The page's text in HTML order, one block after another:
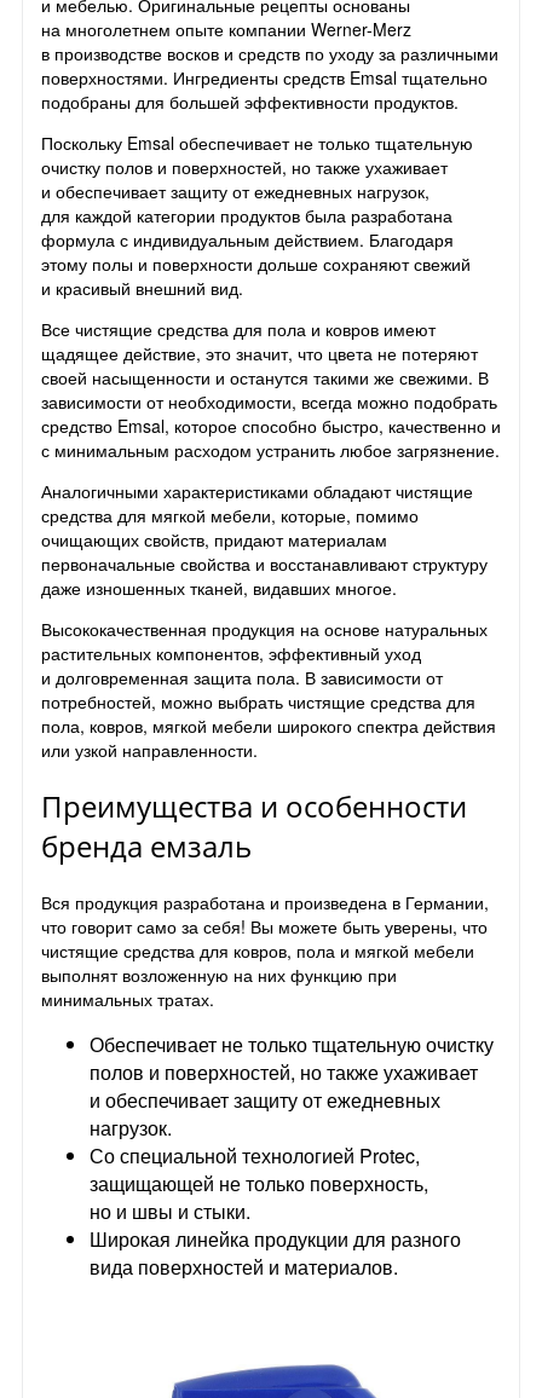
на многолетнем опыте компании Werner-Merz
в производстве восков и средств по уходу за различными
поверхностями. Ингредиенты средств Emsal тщательно
подобраны для большей эффективности продуктов.
Поскольку Emsal обеспечивает не только тщательную
очистку полов и поверхностей, но также ухаживает
и обеспечивает защиту от ежедневных нагрузок,
для каждой категории продуктов была разработана
формула с индивидуальным действием. Благодаря
этому полы и поверхности дольше сохраняют свежий
и красивый внешний вид.
Все чистящие средства для пола и ковров имеют
щадящее действие, это значит, что цвета не потеряют
своей насыщенности и останутся такими же свежими. В
зависимости от необходимости, всегда можно подобрать
средство Emsal, которое способно быстро, качественно и
с минимальным расходом устранить любое загрязнение.
Аналогичными характеристиками обладают чистящие
средства для мягкой мебели, которые, помимо
очищающих свойств, придают материалам
первоначальные свойства и восстанавливают структуру
даже изношенных тканей, видавших многое.
Высококачественная продукция на основе натуральных
растительных компонентов, эффективный уход
и долговременная защита пола. В зависимости от
потребностей, можно выбрать чистящие средства для
пола, ковров, мягкой мебели широкого спектра действия
или узкой направленности.
Преимущества и особенности
бренда емзаль
Вся продукция разработана и произведена в Германии,
что говорит само за себя! Вы можете быть уверены, что
чистящие средства для ковров, пола и мягкой мебели
выполнят возложенную на них функцию при
минимальных тратах.
Обеспечивает не только тщательную очистку
полов и поверхностей, но также ухаживает
и обеспечивает защиту от ежедневных
нагрузок.
Со специальной технологией Protec,
защищающей не только поверхность,
но и швы и стыки.
Широкая линейка продукции для разного
вида поверхностей и материалов.